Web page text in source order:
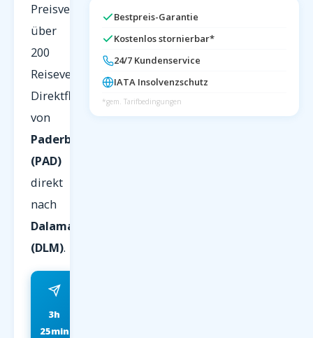
Preisvergleich
über
200
Reiseveranstalter.
Direktflug
von
Paderborn
(PAD)
direkt
nach
Dalaman
(DLM).
3h
25min
Bestpreis-Garantie
Kostenlos stornierbar*
24/7 Kundenservice
IATA Insolvenzschutz
*gem. Tarifbedingungen